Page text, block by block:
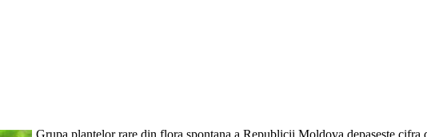
Grupa plantelor rare din flora spontana a Republicii Moldova depaseste